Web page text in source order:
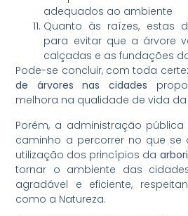
adequados ao ambiente
Quanto às raízes, estas
para evitar que a árvore
calçadas e as fundações
Pode-se concluir, com toda
de árvores nas cidades
melhora na qualidade de vida
Porém, a administração
caminho a percorrer no que se
utilização dos princípios da
tornar o ambiente das
agradável e eficiente,
como a Natureza.